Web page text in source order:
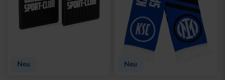
Neu Neu